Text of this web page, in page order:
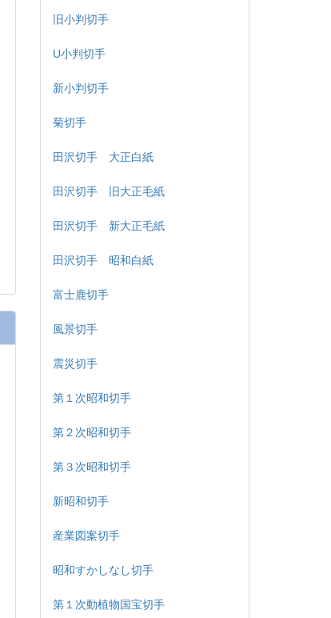
旧小判切手
U小判切手
新小判切手
菊切手
田沢切手 大正白紙
田沢切手 旧大正毛紙
田沢切手 新大正毛紙
田沢切手 昭和白紙
富士鹿切手
風景切手
震災切手
第１次昭和切手
第２次昭和切手
第３次昭和切手
新昭和切手
産業図案切手
昭和すかしなし切手
第１次動植物国宝切手